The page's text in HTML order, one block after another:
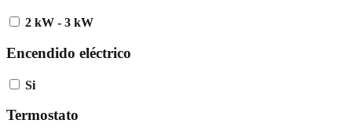
2 kW - 3 kW
Encendido eléctrico
Si
Termostato